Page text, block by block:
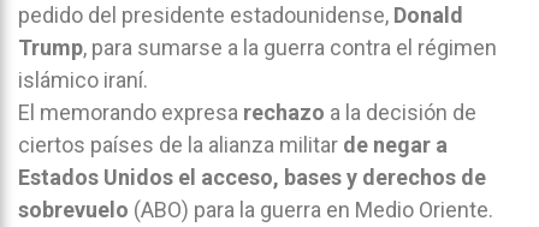
pedido del presidente estadounidense, Donald
Trump, para sumarse a la guerra contra el régimen
islámico iraní.
El memorando expresa rechazo a la decisión de
ciertos países de la alianza militar de negar a
Estados Unidos el acceso, bases y derechos de
sobrevuelo (ABO) para la guerra en Medio Oriente.